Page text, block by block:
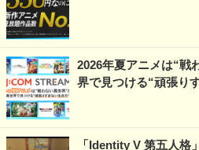
2026年夏アニメは“戦
界で見つける“頑張り
「Identity V 第五人格